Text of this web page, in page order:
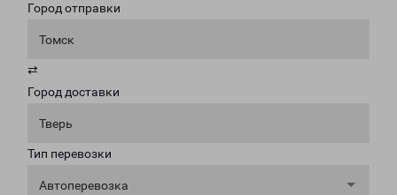
Город отправки
Томск
⇄
Город доставки
Тверь
Тип перевозки
Автоперевозка